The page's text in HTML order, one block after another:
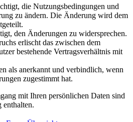
die Nutzungsbedingungen und
zu ändern. Die Änderung wird dem
den Änderungen zu widersprechen.
erlischt das zwischen dem
bestehende Vertragsverhältnis mit
als anerkannt und verbindlich, wenn
zugestimmt hat.
mit Ihren persönlichen Daten sind
enthalten.